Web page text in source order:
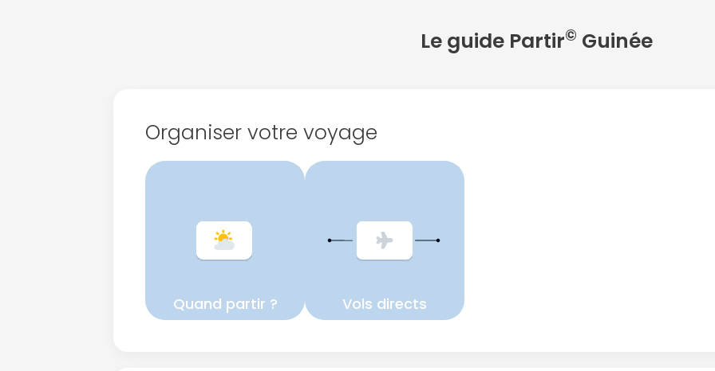
Le guide Partir© Guinée
Organiser votre voyage
Quand partir ? Vols directs